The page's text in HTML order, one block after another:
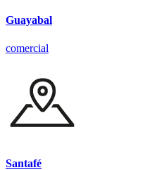
Guayabal
comercial
Santafé